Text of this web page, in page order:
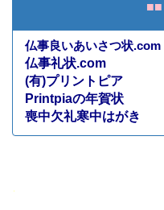
■■
仏事良いあいさつ状.com
仏事礼状.com
(有)プリントピア
Printpiaの年賀状
喪中欠礼寒中はがき
・